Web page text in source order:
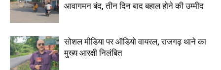
आवागमन बंद, तीन दिन बाद बहाल होने की उम्मीद
सोशल मीडिया पर ऑडियो वायरल, राजगढ़ थाने का
मुख्य आरक्षी निलंबित